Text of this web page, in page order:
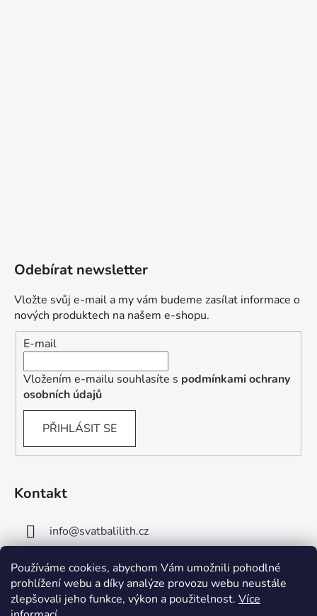
Používáme cookies, abychom Vám umožnili pohodlné
prohlížení webu a díky analýze provozu webu neustále
zlepšovali jeho funkce, výkon a použitelnost. Více
Odebírat newsletter
Vložte svůj e-mail a my vám budeme zasílat informace o
nových produktech na našem e-shopu.
E-mail
Vložením e-mailu souhlasíte s podmínkami ochrany
osobních údajů
PŘIHLÁSIT SE
Kontakt
info@svatbalilith.cz
+420 778 745 219
+420 778 770 784